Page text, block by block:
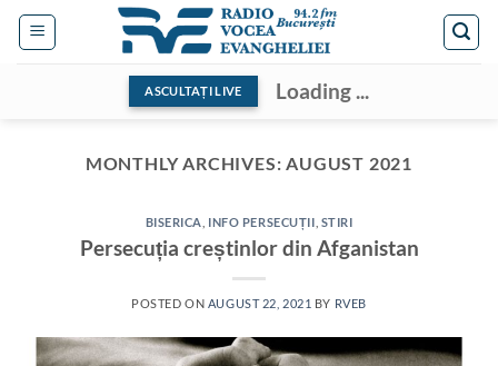
Skip
ASCULTAȚI LIVE Loading ...
MONTHLY ARCHIVES:AUGUST 2021
BISERICA INFO PERSECUȚII STIRI
Persecuția creștinlor din Afganistan
POSTED ON AUGUST 22, 2021 BY RVEB